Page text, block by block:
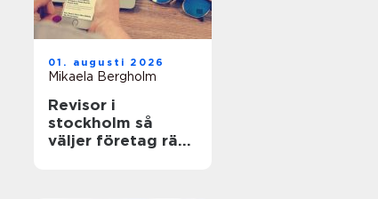
01. augusti 2026
Mikaela Bergholm
Revisor i
stockholm så
väljer företag rätt